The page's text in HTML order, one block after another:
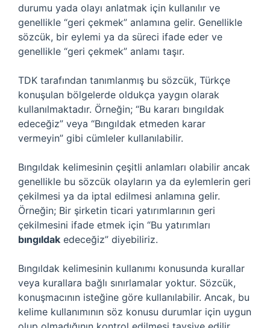
durumu yada olayı anlatmak için kullanılır ve
genellikle “geri çekmek” anlamına gelir. Genellikle
sözcük, bir eylemi ya da süreci ifade eder ve
genellikle “geri çekmek” anlamı taşır.
TDK tarafından tanımlanmış bu sözcük, Türkçe
konuşulan bölgelerde oldukça yaygın olarak
kullanılmaktadır. Örneğin; “Bu kararı bıngıldak
edeceğiz” veya “Bıngıldak etmeden karar
vermeyin” gibi cümleler kullanılabilir.
Bıngıldak kelimesinin çeşitli anlamları olabilir ancak
genellikle bu sözcük olayların ya da eylemlerin geri
çekilmesi ya da iptal edilmesi anlamına gelir.
Örneğin; Bir şirketin ticari yatırımlarının geri
çekilmesini ifade etmek için “Bu yatırımları
bıngıldak edeceğiz” diyebiliriz.
Bıngıldak kelimesinin kullanımı konusunda kurallar
veya kurallara bağlı sınırlamalar yoktur. Sözcük,
konuşmacının isteğine göre kullanılabilir. Ancak, bu
kelime kullanımının söz konusu durumlar için uygun